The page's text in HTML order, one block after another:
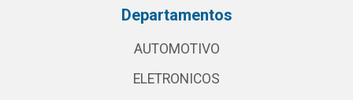
Departamentos
AUTOMOTIVO
ELETRONICOS